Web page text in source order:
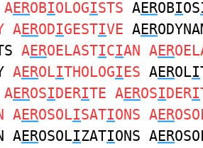
EROBIOLOGISTS AEROBIOS
AERODIGESTIVE AER
AEROELASTICIAN AER
AEROLITHOLOGIES AEROLI
AEROSIDERITE AEROSIDERI
AEROSOLISATIONS AER
AEROSOLIZATIONS AER